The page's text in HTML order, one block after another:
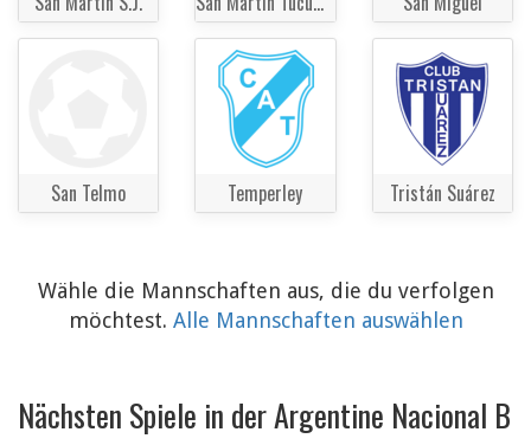
San Telmo Temperley Tristán Suárez
Wähle die Mannschaften aus, die du verfolgen
möchtest. Alle Mannschaften auswählen
Nächsten Spiele in der Argentine Nacional B